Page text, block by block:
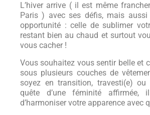
L’hiver arrive ( il est même
Paris ) avec ses défis, mais aussi
opportunité : celle de sublimer
restant bien au chaud et surtout
vous cacher !
Vous souhaitez vous sentir belle et
sous plusieurs couches de
soyez en transition, travesti(e) ou
quête d’une féminité affirmée,
d’harmoniser votre apparence avec